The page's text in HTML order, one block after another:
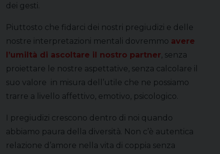
dei gesti.
Piuttosto che fidarci dei nostri pregiudizi e delle
nostre interpretazioni mentali dovremmo avere
l’umiltà di ascoltare il nostro partner, senza
proiettare le nostre aspettative, senza calcolare il
suo valore in misura dell’utile che ne possiamo
trarre a livello affettivo, emotivo, psicologico.
I pregiudizi crescono dentro di noi quando
abbiamo paura della diversità. Non c’è autentica
relazione d’amore nella vita di coppia senza